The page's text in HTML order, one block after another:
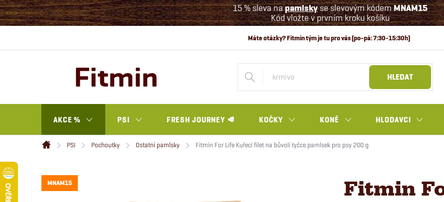
Přejít
na
obsah
15 % sleva napamlskyse slevovým kódemMNAM15
Kód vložte v prvním kroku košíku
HLEDAT
AKCE % PSI FRESH JOURNEY 🥩 KOČKY KONĚ HLODAVCI
Domů
PSI Pochoutky Ostatní pamlsky Fitmin For Life Kuřecí filet na bůvolí tyčce pamlsek pro psy 200 g
MNAM15
Fitmin